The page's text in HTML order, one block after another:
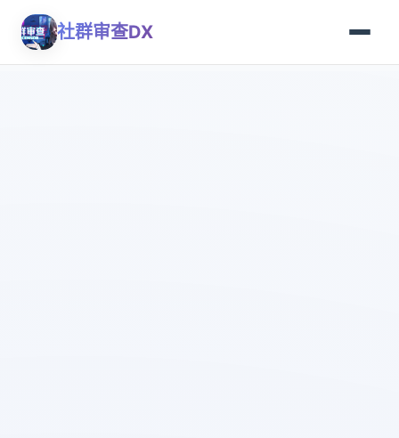
社群审查DX